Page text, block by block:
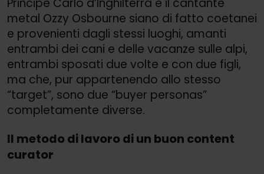
Principe Carlo d’Inghilterra e il cantante
metal Ozzy Osbourne siano di fatto coetanei
e provenienti dagli stessi luoghi, amanti
entrambi dei cani e delle vacanze sulle alpi,
entrambi sposati due volte e con due figli,
ma che, pur appartenendo allo stesso
“target”, sono due “buyer personas”
completamente diverse.
Il metodo di lavoro di un buon content
curator